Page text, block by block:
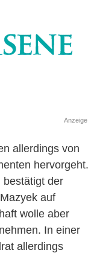
Anzeige
allerdings von
hervorgeht.
bestätigt der
auf
wolle aber
In einer
allerdings